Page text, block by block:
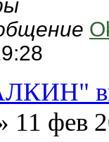
11 фев